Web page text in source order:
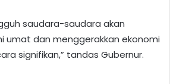
saudara-saudara akan
umat dan menggerakkan ekonomi
signifikan,” tandas Gubernur.